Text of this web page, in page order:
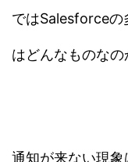
ではSalesforceの
はどんなものなの
通知が来ない現